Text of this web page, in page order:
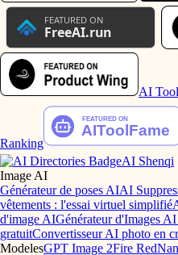
AI
Ranking
AI Shenqi
Image AI
Générateur de poses AIAI
vêtements : l'essai virtuel simplifié
d'image AIGénérateur d'Images
gratuitConvertisseur AI photo en
ModelesGPT Image 2Fire Red